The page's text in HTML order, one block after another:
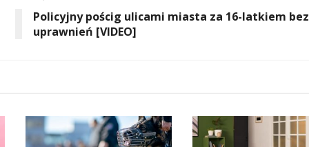
Policyjny pościg ulicami miasta za 16-latkiem bez
uprawnień [VIDEO]